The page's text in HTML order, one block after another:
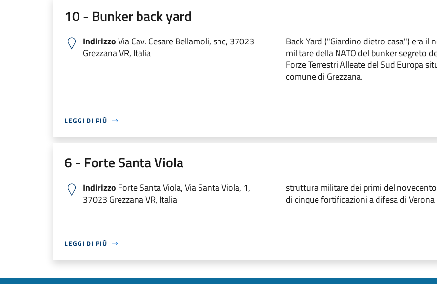
10 - Bunker back yard
IndirizzoVia Cav. Cesare Bellamoli, snc, 37023
Grezzana VR, Italia
Back Yard ("Giardino dietro casa") era il
militare della NATO del bunker segreto
Forze Terrestri Alleate del Sud Europa
comune di Grezzana.
LEGGI DI PIÙ
6 - Forte Santa Viola
Indirizzo Forte Santa Viola, Via Santa Viola, 1,
37023 Grezzana VR, Italia
struttura militare dei primi del
di cinque fortificazioni a difesa di Verona
LEGGI DI PIÙ